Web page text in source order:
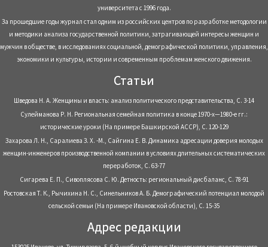
университета с 1996 года.
За прошедшие годы журнал стал одним из российских центров по разработке методологии
и методики анализа государственной политики, затрагивающей интересы женщин и
мужчин в обществе, в исследованиях социальной, демографической политики, управления,
экономики и культуры, истории и современным проблемам женского движения.
Статьи
Шведова Н. А. Женщины и власть: анализ политического представительства, С. 3-14
Сулейманова Р. Н. Региональная семейная политика в конце 1970-х—1980-е гг.:
исторические уроки (На примере Башкирской АССР), С. 120-129
Захарова Л. Н., Саралиева З. Х. -М., Сайгина Е. В. Динамика адресации доверия молодых
женщин-инженеров производственной компании в условиях длительных систематических
переработок, С. 63-77
Сигарева Е. П., Сивоплясова С. Ю. Детность: региональный дисбаланс, С. 78-91
Ростовская Т. К., Рычихина Н. С., Синельников А. Б. Демографический потенциал молодой
сельской семьи (На примере Ивановской области), С. 15-35
Адрес редакции